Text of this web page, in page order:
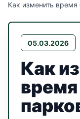
Как изменить время
05.03.2026
Как